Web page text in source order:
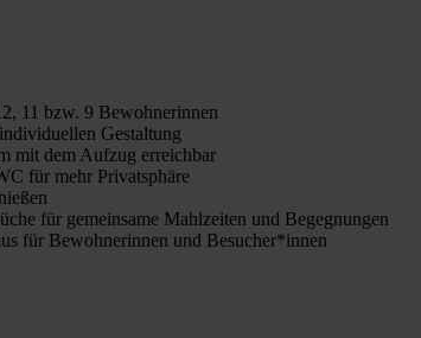
11 bzw. 9 Bewohnerinnen
Gestaltung
mit dem Aufzug erreichbar
für mehr Privatsphäre
für gemeinsame Mahlzeiten und Begegnungen
für Bewohnerinnen und Besucher*innen